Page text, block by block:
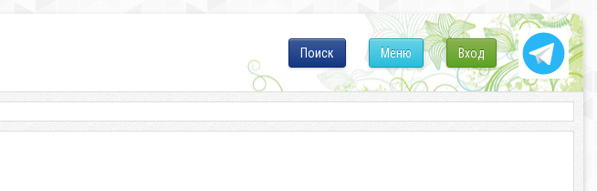
Вход
Меню
Поиск